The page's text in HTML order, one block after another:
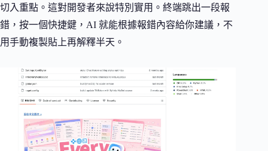
切入重點。這對開發者來說特別實用。終端跳出一段報
錯，按一個快捷鍵，AI 就能根據報錯內容給你建議，不
用手動複製貼上再解釋半天。